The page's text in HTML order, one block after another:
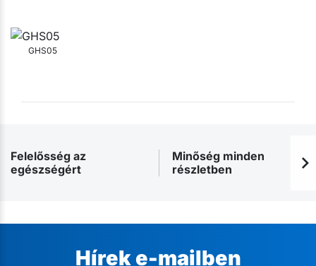
GHS05
Felelősség az
egészségért
Minőség minden
részletben
Hírek e-mailben